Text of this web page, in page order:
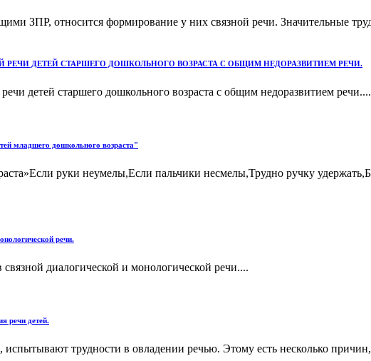
ЗПР, относится формирование у них связной речи. Значительные
ДЕТЕЙ СТАРШЕГО ДОШКОЛЬНОГО ВОЗРАСТА С ОБЩИМ НЕДОРАЗВИТИЕМ РЕЧИ.
детей старшего дошкольного возраста с общим недоразвитием речи....
младшего дошкольного возраста"
руки неумелы,Если пальчики несмелы,Трудно ручку
речи.
диалогической и монологической речи....
речи детей.
трудности в овладении речью. Этому есть несколько